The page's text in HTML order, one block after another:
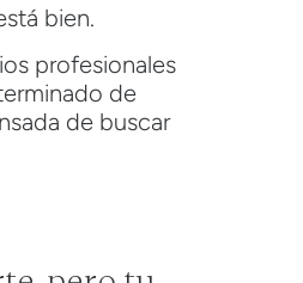
bien.
profesionales
de
de buscar